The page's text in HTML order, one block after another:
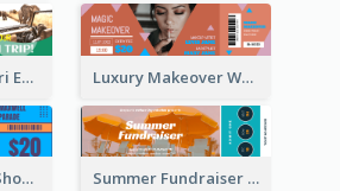
Green Wild Safari Entry Ticket Design Idea Luxury Makeover Workshop Ticket Design
Vibrant Parade Show Ticket Design Summer Fundraiser Event Ticket